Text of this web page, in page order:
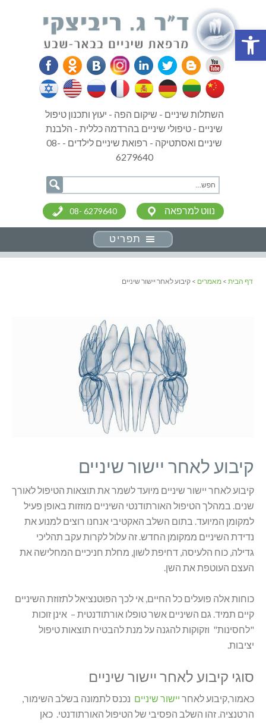
פתח סרגל נגישות
השתלות שיניים - שיקום הפה - יעוץ ותכנון טיפול
שיניים - טיפולי שיניים בהרדמה כללית - הלבנת
שיניים ואסתטיקה - רפואת שיניים לילדים - 08-
6279640
08- 6279640 נווט למרפאה
תפריט
דף הבית > מאמרים > קיבוע לאחר יישור שיניים
קיבוע לאחר יישור שיניים
קיבוע לאחר יישור שיניים מיועד לשמר את תוצאות הטיפול לאורך
שנים. במהלך הטיפול האורתודנטי השיניים מוזזות באופן פעיל
למקומן המיועד. בתום השלב האקטיבי אנחנו רוצים למנוע את
נדידת השיניים ממקומן החדש. זה עלול לקרות עקב תהליכי
גדילה, כוח הלעיסה, דחיפת לשון, מחלת חניכיים המחלישה את
העצם העוטפת את השן.
כוחות אלה פועלים כל החיים, אי לכך הפוטנציאל לתזוזת השיניים
קיים תמיד. גם השיניים אשר טופלו אורתודנטית – אינן זוכות
"לחסינות" וזקוקות להגנה על מנת להבטיח תוצאות טיפול
יציבות.
סוגי קיבוע לאחר יישור שיניים
כאמור,קיבוע לאחר יישור שיניים נכנס לתמונה בשלב השימור,
הרטנציה. זהו השלב הפסיבי של הטיפול האורתודנטי. כאן